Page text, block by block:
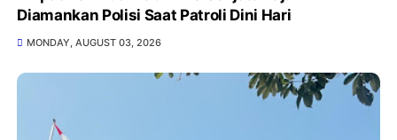
Diamankan Polisi Saat Patroli Dini Hari
MONDAY, AUGUST 03, 2026